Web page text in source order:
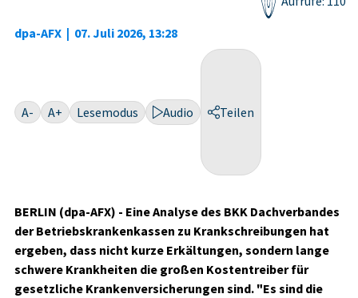
dpa-AFX | 07. Juli 2026, 13:28
A- A+ Lesemodus Audio Teilen
BERLIN (dpa-AFX) - Eine Analyse des BKK Dachverbandes
der Betriebskrankenkassen zu Krankschreibungen hat
ergeben, dass nicht kurze Erkältungen, sondern lange
schwere Krankheiten die großen Kostentreiber für
gesetzliche Krankenversicherungen sind. "Es sind die